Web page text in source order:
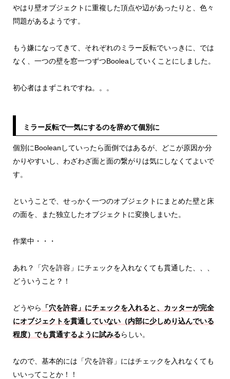
やはり壁オブジェクトに重複した頂点や辺があったりと、色々
問題があるようです。
もう嫌になってきて、それぞれのミラー反転でいっきに、では
なく、一つの壁を窓一つずつBooleaしていくことにしました。
初心者はまずこれですね。。。
ミラー反転で一気にするのを辞めて個別に
個別にBooleanしていったら面倒ではあるが、どこが原因か分
かりやすいし、わざわざ面と面の繋がりは気にしなくてよいで
す。
ということで、せっかく一つのオブジェクトにまとめた壁と床
の面を、また独立したオブジェクトに変換しまいた。
作業中・・・
あれ？「穴を許容」にチェックを入れなくても貫通した、、、
どういうこと？！
どうやら
「穴を許容」にチェックを入れると、カッターが完全
にオブジェクトを貫通していない（内部に少しめり込んでいる
程度）でも貫通するように試みるらしい。
なので、基本的には「穴を許容」にはチェックを入れなくても
いいってことか！！